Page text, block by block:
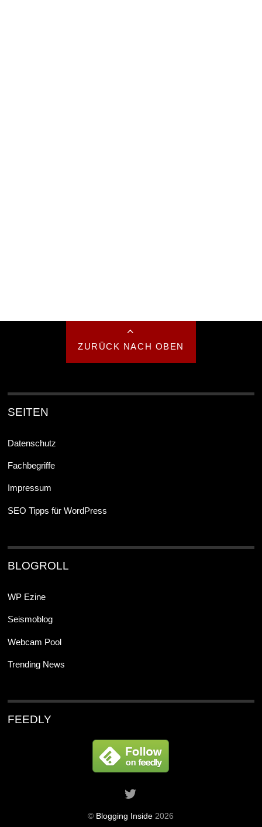
ZURÜCK NACH OBEN
SEITEN
Datenschutz
Fachbegriffe
Impressum
SEO Tipps für WordPress
BLOGROLL
WP Ezine
Seismoblog
Webcam Pool
Trending News
FEEDLY
© Blogging Inside 2026